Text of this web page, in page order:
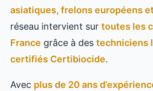
asiatiques, frelons européens
réseau intervient sur toutes les
France grâce à des techniciens
certifiés Certibiocide.
Avec plus de 20 ans